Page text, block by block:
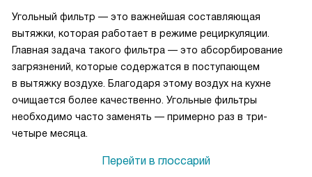
Угольный фильтр — это важнейшая составляющая
вытяжки, которая работает в режиме рециркуляции.
Главная задача такого фильтра — это абсорбирование
загрязнений, которые содержатся в поступающем
в вытяжку воздухе. Благодаря этому воздух на кухне
очищается более качественно. Угольные фильтры
необходимо часто заменять — примерно раз в три-
четыре месяца.
Перейти в глоссарий